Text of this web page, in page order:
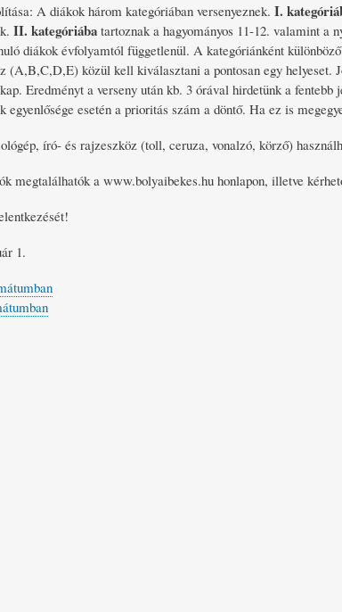
A diákok három kategóriában versenyeznek. I.
II. kategóriábatartoznak a hagyományos 11-12. valamint a
diákok évfolyamtól függetlenül. A kategóriánként
(A,B,C,D,E) közül kell kiválasztani a pontosan egy helyeset.
Eredményt a verseny után kb. 3 órával hirdetünk a
egyenlősége esetén a prioritás szám a döntő. Ha ez is
író- és rajzeszköz (toll, ceruza, vonalzó, körző)
megtalálhatók a www.bolyaibekes.hu honlapon, illetve
1.